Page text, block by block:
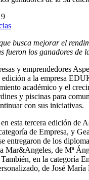
busca mejorar el
fueron los ganadores de
y emprendedores
a la empresa
académico y el
y piscinas para
con sus iniciativas.
esta tercera edición de
de Empresa, y
entregaron de los
Mar&Angeles, de Mª
en la categoría
de José